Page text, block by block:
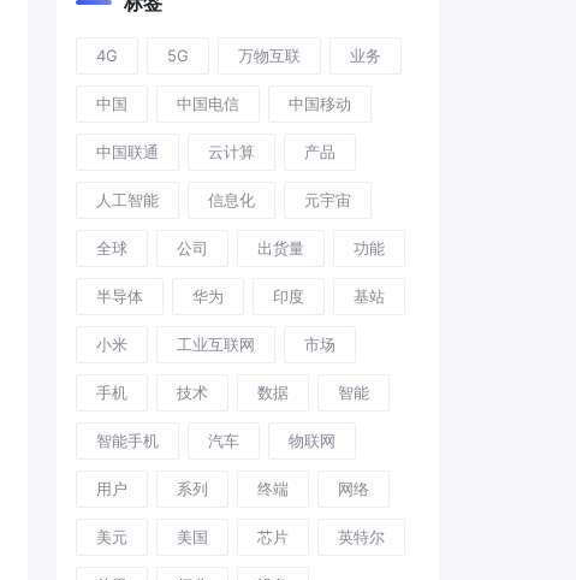
4G 5G 万物互联 业务
中国 中国电信 中国移动
中国联通 云计算 产品
人工智能 信息化 元宇宙
全球 公司 出货量 功能
半导体 华为 印度 基站
小米 工业互联网 市场
手机 技术 数据 智能
智能手机 汽车 物联网
用户 系列 终端 网络
美元 美国 芯片 英特尔